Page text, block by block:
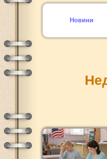
Новини